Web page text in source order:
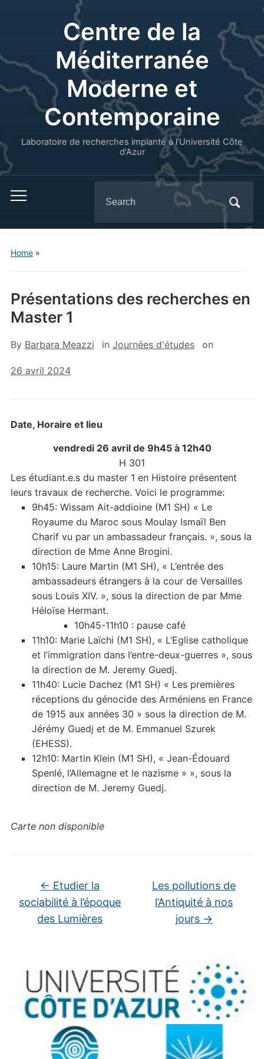
Centre de la
Méditerranée
Moderne et
Contemporaine
Laboratoire de recherches implanté à l’Université Côte
d'Azur
for:
Home»
Présentations des recherches en
Master 1
By Barbara Meazzi in Journées d'études on
26 avril 2024
Date, Horaire et lieu
vendredi 26 avril de 9h45 à 12h40
H 301
Les étudiant.e.s du master 1 en Histoire présentent
leurs travaux de recherche. Voici le programme:
9h45: Wissam Ait-addioine (M1 SH) « Le
Royaume du Maroc sous Moulay Ismaïl Ben
Charif vu par un ambassadeur français. », sous la
direction de Mme Anne Brogini.
10h15: Laure Martin (M1 SH), « L’entrée des
ambassadeurs étrangers à la cour de Versailles
sous Louis XIV. », sous la direction de par Mme
Héloïse Hermant.
10h45-11h10 : pause café
11h10: Marie Laïchi (M1 SH), « L’Eglise catholique
et l’immigration dans l’entre-deux-guerres », sous
la direction de M. Jeremy Guedj.
11h40: Lucie Dachez (M1 SH) « Les premières
réceptions du génocide des Arméniens en France
de 1915 aux années 30 » sous la direction de M.
Jérémy Guedj et de M. Emmanuel Szurek
(EHESS).
12h10: Martin Klein (M1 SH), « Jean-Édouard
Spenlé, l’Allemagne et le nazisme » », sous la
direction de M. Jeremy Guedj.
Carte non disponible
← Etudier la
sociabilité à l’époque
des Lumières
Les pollutions de
l’Antiquité à nos
jours →